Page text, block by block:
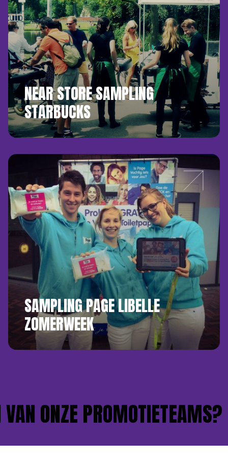
NEAR STORE SAMPLING
STARBUCKS
SAMPLING PAGE LIBELLE
ZOMERWEEK
ONZE PROMOTIETEAMS?